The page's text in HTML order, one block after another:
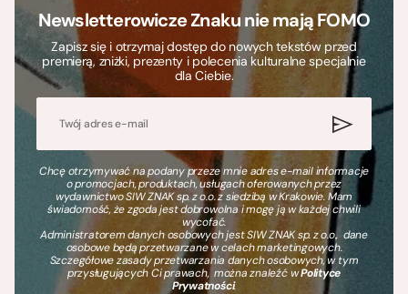
Newsletterowicze Znaku nie mają FOMO
Zapisz się i otrzymaj dostęp do nowych tekstów przed
premierą, zniżki, prezenty i polecenia kulturalne specjalnie
dla Ciebie.
Chcę otrzymywać na podany przeze mnie adres e-mail informacje
o promocjach, produktach, usługach oferowanych przez
wydawnictwo SIW ZNAK sp. z o.o. z siedzibą w Krakowie. Mam
świadomość, że zgoda jest dobrowolna i mogę ją w każdej chwili
wycofać.
Administratorem danych osobowych jest SIW ZNAK sp. z o.o., dane
osobowe będą przetwarzane w celach marketingowych.
Szczegółowe zasady przetwarzania danych osobowych, w tym
przysługujących Ci prawach, można znaleźć wPolityce
Prywatności.